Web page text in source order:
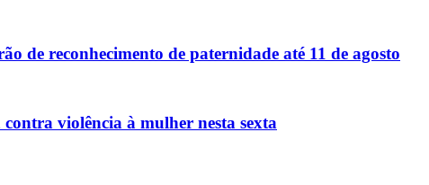
de reconhecimento de paternidade até 11 de agosto
violência à mulher nesta sexta